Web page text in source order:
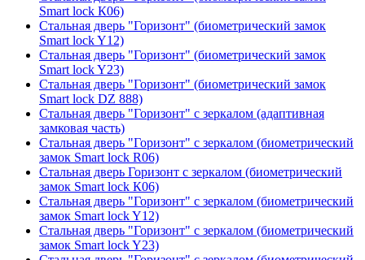
Smart lock К06)
Стальная дверь "Горизонт" (биометрический замок
Smart lock Y12)
Стальная дверь "Горизонт" (биометрический замок
Smart lock Y23)
Стальная дверь "Горизонт" (биометрический замок
Smart lock DZ 888)
Стальная дверь "Горизонт" с зеркалом (адаптивная
замковая часть)
Стальная дверь "Горизонт" с зеркалом (биометрический
замок Smart lock R06)
Стальная дверь Горизонт с зеркалом (биометрический
замок Smart lock К06)
Стальная дверь "Горизонт" с зеркалом (биометрический
замок Smart lock Y12)
Стальная дверь "Горизонт" с зеркалом (биометрический
замок Smart lock Y23)